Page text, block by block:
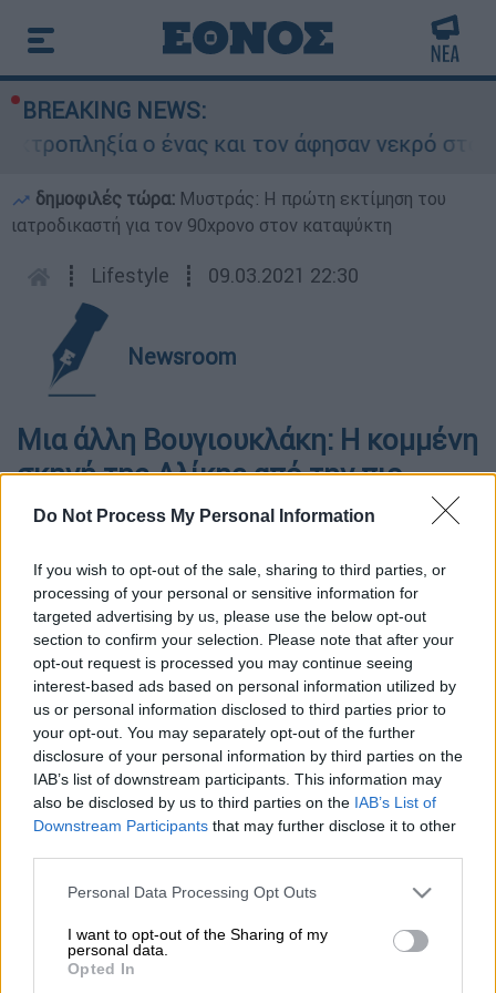
Do Not Process My Personal Information
If you wish to opt-out of the sale, sharing to third parties, or
processing of your personal or sensitive information for
targeted advertising by us, please use the below opt-out
section to confirm your selection. Please note that after your
opt-out request is processed you may continue seeing
interest-based ads based on personal information utilized by
us or personal information disclosed to third parties prior to
your opt-out. You may separately opt-out of the further
disclosure of your personal information by third parties on the
IAB’s list of downstream participants. This information may
also be disclosed by us to third parties on the IAB’s List of
Downstream Participants that may further disclose it to other
Please note that this website/app uses one or more Google
not limited to your visit or usage behaviour. You may click to
grant or deny consent to Google and its third-party tags to
use your data for below specified purposes in below Google
Personal Data Processing Opt Outs
I want to opt-out of the Sharing of my
personal data.
Opted In
BREAKING NEWS:
ο ένας και τον άφησαν νεκρό στο
δημοφιλές τώρα: Μυστράς: Η πρώτη εκτίμηση του
ιατροδικαστή για τον 90χρονο στον καταψύκτη
┋ Lifestyle ┋ 09.03.2021 22:30
Newsroom
Μια άλλη Βουγιουκλάκη: Η κομμένη
σκηνή της Αλίκης από την πιο
εμπορική ταινία όλων των εποχών,
Μια ταινία που έγραψε ιστορία.
Credits: Καραγιάννης
Προσθέστε το ΕΘΝΟΣ στη Google